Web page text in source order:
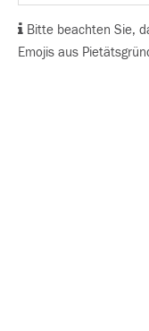
Bitte beachten Sie,
Emojis aus